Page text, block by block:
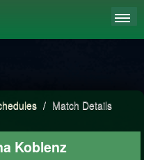
/ Match Details
Koblenz